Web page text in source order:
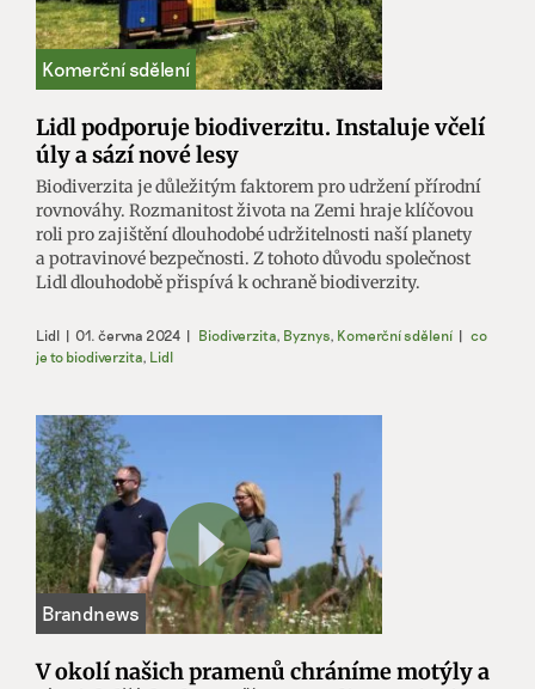
Lidl podporuje biodiverzitu. Instaluje včelí
úly a sází nové lesy
Biodiverzita je důležitým faktorem pro udržení přírodní
rovnováhy. Rozmanitost života na Zemi hraje klíčovou
roli pro zajištění dlouhodobé udržitelnosti naší planety
a potravinové bezpečnosti. Z tohoto důvodu společnost
Lidl dlouhodobě přispívá k ochraně biodiverzity.
Lidl | 01. června 2024 | Biodiverzita Byznys Komerční sdělení | co
je to biodiverzita Lidl
V okolí našich pramenů chráníme motýly a